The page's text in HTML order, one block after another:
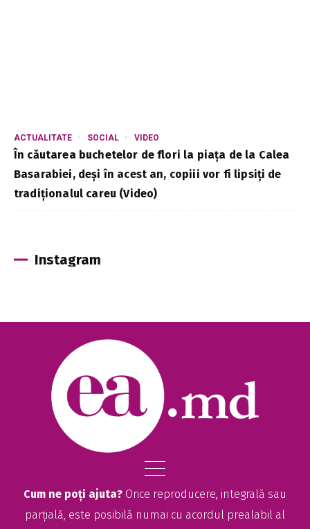
ACTUALITATE SOCIAL VIDEO
În căutarea buchetelor de flori la piața de la Calea
Basarabiei, deși în acest an, copiii vor fi lipsiți de
tradiționalul careu (Video)
Instagram
Cum ne poți ajuta? Orice reproducere, integrală sau
parțială, este posibilă numai cu acordul prealabil al